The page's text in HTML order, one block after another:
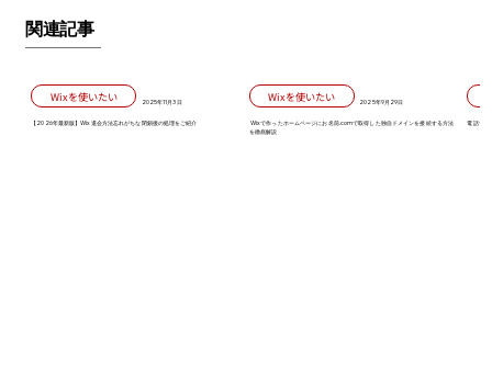
関連記事
Wixを使いたい 2025年11月3日
【2026年最新版】Wix退会方法忘れがちな閉鎖後の処理をご紹介
Wixを使いたい 2025年9月29日
Wixで作ったホームページにお名前.comで取得した独自ドメインを接続する方法
を徹底解説
電話で対